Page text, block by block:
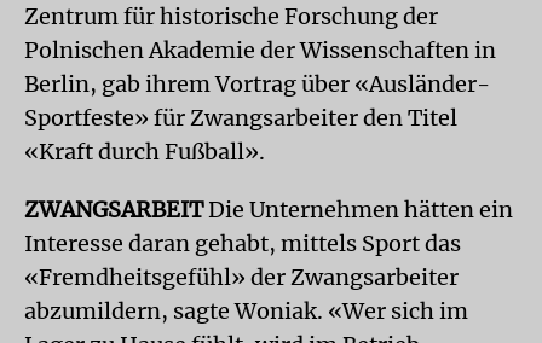
Zentrum für historische Forschung der
Polnischen Akademie der Wissenschaften in
Berlin, gab ihrem Vortrag über «Ausländer-
Sportfeste» für Zwangsarbeiter den Titel
«Kraft durch Fußball».
ZWANGSARBEITDie Unternehmen hätten ein
Interesse daran gehabt, mittels Sport das
«Fremdheitsgefühl» der Zwangsarbeiter
abzumildern, sagte Woniak. «Wer sich im